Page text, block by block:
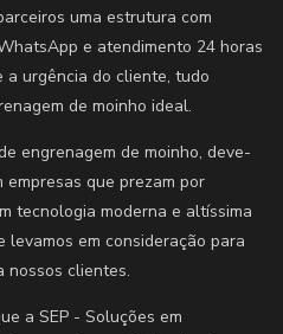
uma estrutura com
e atendimento 24 horas
a urgência do cliente, tudo
de moinho ideal.
engrenagem de moinho, deve-
que prezam por
tecnologia moderna e altíssima
levamos em consideração para
nossos clientes.
a SEP - Soluções em